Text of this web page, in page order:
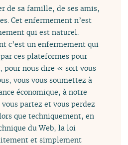
de sa famille, de ses amis,
Cet enfermement n’est
qui est naturel.
c’est un enfermement qui
ces plateformes pour
pour nous dire « soit vous
vous vous soumettez à
économique, à notre
partez et vous perdez
que techniquement, en
du Web, la loi
et simplement